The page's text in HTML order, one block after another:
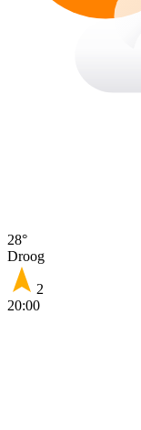
28°
Droog
2
20:00